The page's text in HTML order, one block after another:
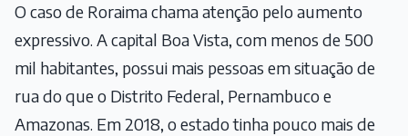
O caso de Roraima chama atenção pelo aumento
expressivo. A capital Boa Vista, com menos de 500
mil habitantes, possui mais pessoas em situação de
rua do que o Distrito Federal, Pernambuco e
Amazonas. Em 2018, o estado tinha pouco mais de